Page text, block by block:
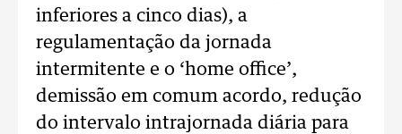
inferiores a cinco dias), a
regulamentação da jornada
intermitente e o ‘home office’,
demissão em comum acordo, redução
do intervalo intrajornada diária para